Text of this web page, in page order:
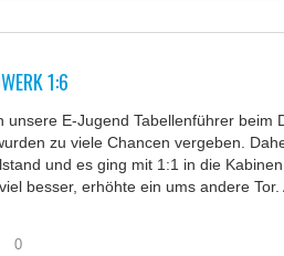
1:6
unsere E-Jugend Tabellenführer beim
zu viele Chancen vergeben.
und es ging mit 1:1 in die
besser, erhöhte ein ums andere Tor.
0